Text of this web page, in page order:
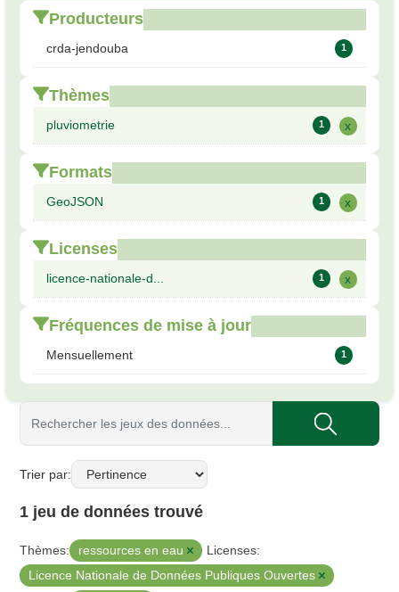
Producteurs
crda-jendouba 1
Thèmes
pluviometrie 1 x
Formats
GeoJSON 1 x
Licenses
licence-nationale-d... 1 x
Fréquences de mise à jour
Mensuellement 1
Trier par
1 jeu de données trouvé
Thèmes: ressources en eau
Licenses:
Licence Nationale de Données Publiques Ouvertes